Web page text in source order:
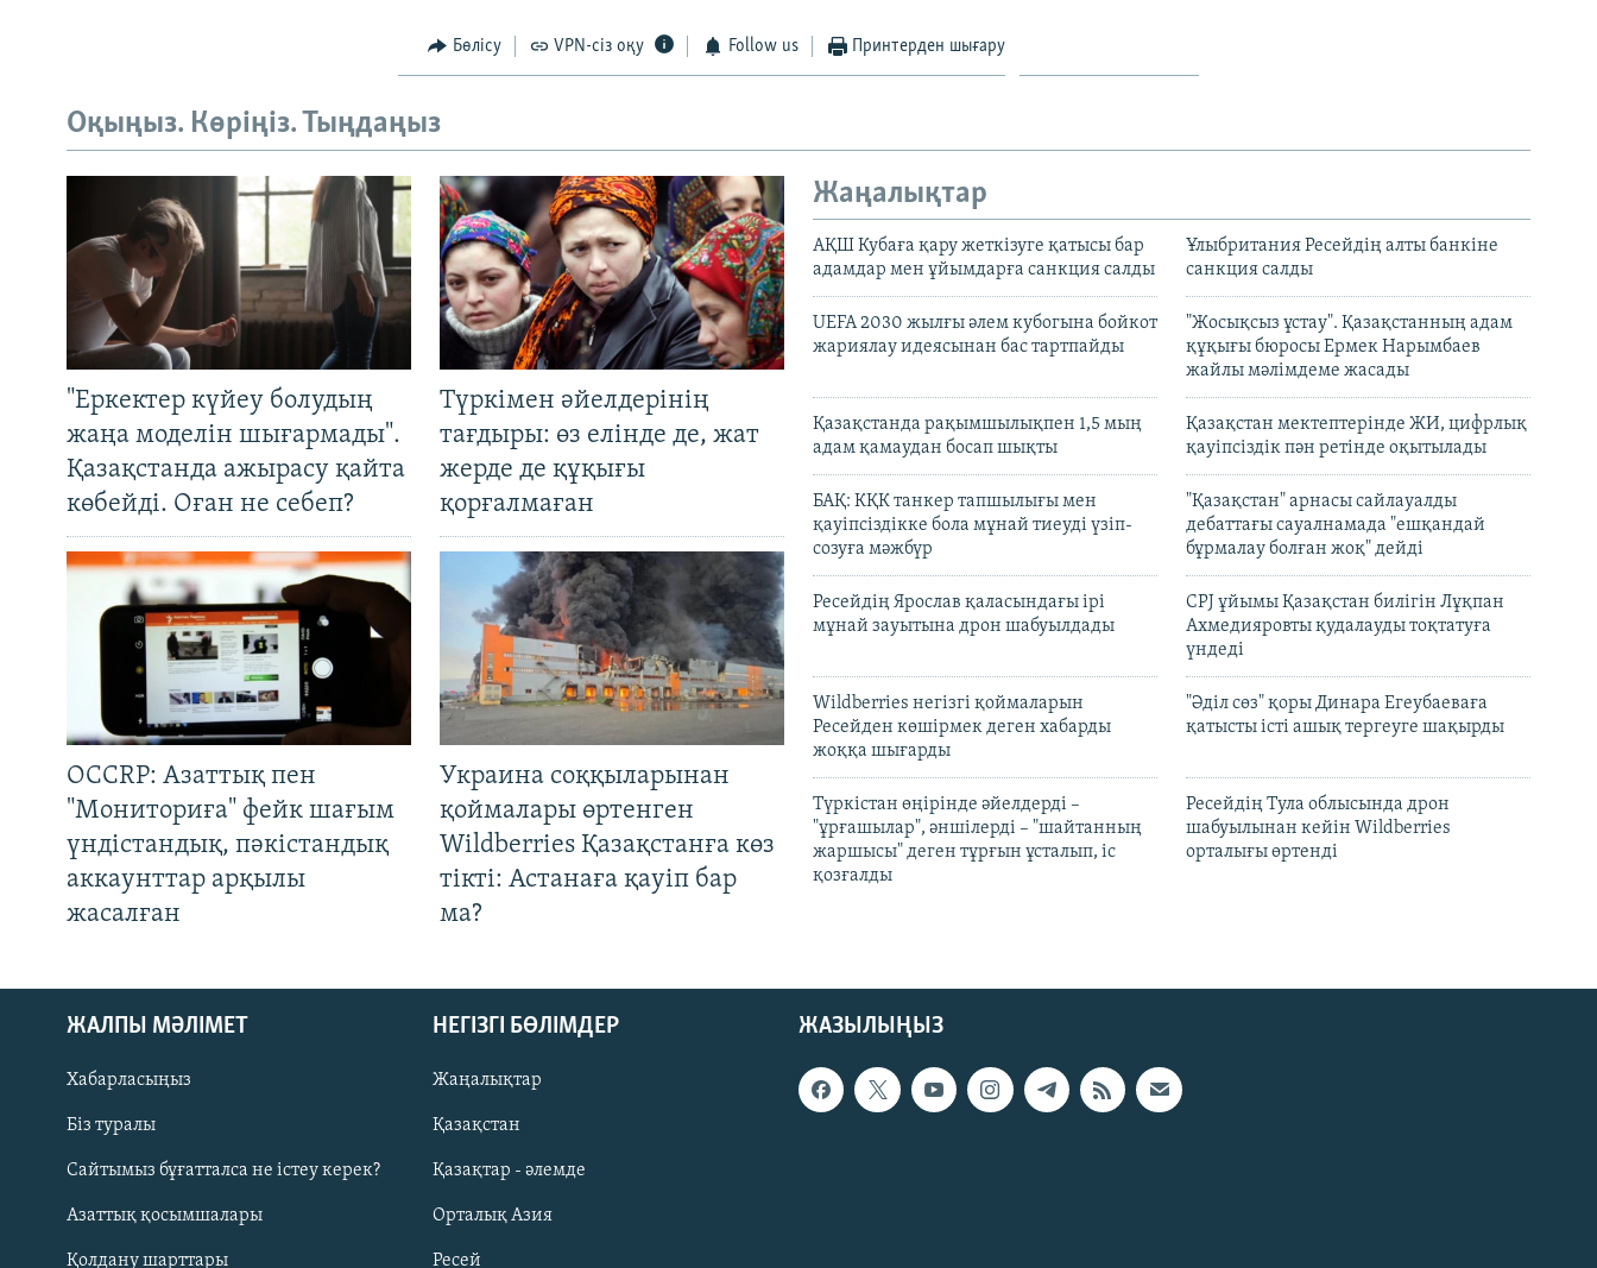
Русский
ЖАЗЫЛЫҢЫЗ
Auto 240p 360p 480p 1080p
Бөлісу VPN-сіз оқу Follow us Принтерден шығару
Оқыңыз. Көріңіз. Тыңдаңыз
"Еркектер күйеу болудың
жаңа моделін шығармады".
Қазақстанда ажырасу қайта
көбейді. Оған не себеп?
Түркімен әйелдерінің
тағдыры: өз елінде де, жат
жерде де құқығы
қорғалмаған
OCCRP: Азаттық пен
"Мониториға" фейк шағым
үндістандық, пәкістандық
аккаунттар арқылы
жасалған
Украина соққыларынан
қоймалары өртенген
Wildberries Қазақстанға көз
тікті: Астанаға қауіп бар
ма?
Жаңалықтар
АҚШ Кубаға қару жеткізуге қатысы бар
адамдар мен ұйымдарға санкция салды
Ұлыбритания Ресейдің алты банкіне
санкция салды
UEFA 2030 жылғы әлем кубогына бойкот
жариялау идеясынан бас тартпайды
"Жосықсыз ұстау". Қазақстанның адам
құқығы бюросы Ермек Нарымбаев
жайлы мәлімдеме жасады
Қазақстанда рақымшылықпен 1,5 мың
адам қамаудан босап шықты
Қазақстан мектептерінде ЖИ, цифрлық
қауіпсіздік пән ретінде оқытылады
БАҚ: КҚК танкер тапшылығы мен
қауіпсіздікке бола мұнай тиеуді үзіп-
созуға мәжбүр
"Қазақстан" арнасы сайлауалды
дебаттағы сауалнамада "ешқандай
бұрмалау болған жоқ" дейді
Ресейдің Ярослав қаласындағы ірі
мұнай зауытына дрон шабуылдады
CPJ ұйымы Қазақстан билігін Лұқпан
Ахмедияровты қудалауды тоқтатуға
үндеді
Wildberries негізгі қоймаларын
Ресейден көшірмек деген хабарды
жоққа шығарды
"Әділ сөз" қоры Динара Егеубаеваға
қатысты істі ашық тергеуге шақырды
Түркістан өңірінде әйелдерді –
"ұрғашылар", әншілерді – "шайтанның
жаршысы" деген тұрғын ұсталып, іс
қозғалды
Ресейдің Тула облысында дрон
шабуылынан кейін Wildberries
орталығы өртенді
ЖАЗЫЛЫҢЫЗ
ЖАЛПЫ МӘЛІМЕТ
Хабарласыңыз
Біз туралы
Сайтымыз бұғатталса не істеу керек?
Азаттық қосымшалары
Қолдану шарттары
НЕГІЗГІ БӨЛІМДЕР
Жаңалықтар
Қазақстан
Қазақтар - әлемде
Орталық Азия
Ресей